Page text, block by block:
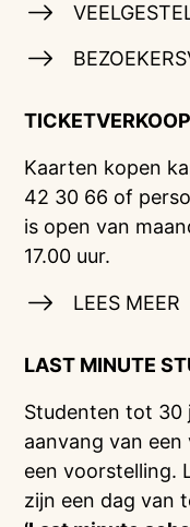
TICKETVERKOOP
Kaarten kopen
42 30 66 of
is open van
17.00 uur.
LEES MEER
LAST MINUTE
Studenten tot 30
aanvang van
een voorstelling.
zijn een dag van